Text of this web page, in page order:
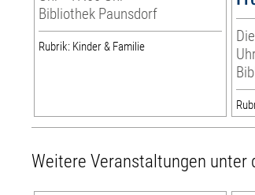
Bibliothek Paunsdorf
Rubrik: Kinder & Familie
Weitere Veranstaltungen unter